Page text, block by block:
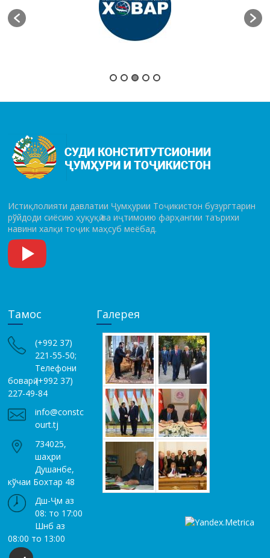
Истиқлолияти давлатии Ҷумҳурии Тоҷикистон бузургтарин
рўй­до­ди сиёсию ҳуқуқӣ ва иҷтимоию фарҳангии таърихи
навини халқи тоҷик маҳсуб меёбад.
Тамос
(+992 37)
221-55-50;
Телефони
боварӣ (+992 37)
227-49-84
info@constc
ourt.tj
734025,
шаҳри
Душанбе,
кўчаи Бохтар 48
Дш-Ҷм аз
08: то 17:00
Шнб аз
08:00 то 13:00
Галерея